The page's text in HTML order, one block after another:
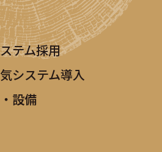
テム採用
システム導入
設備